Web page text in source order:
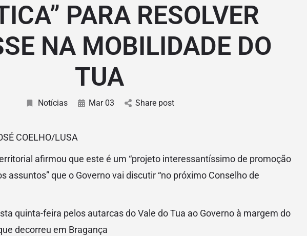
PARA RESOLVER
NA MOBILIDADE DO
TUA
Notícias Mar 03 Share post
COELHO/LUSA
afirmou que este é um “projeto interessantíssimo de promoção
assuntos” que o Governo vai discutir “no próximo Conselho de
quinta-feira pelos autarcas do Vale do Tua ao Governo à margem do
decorreu em Bragança